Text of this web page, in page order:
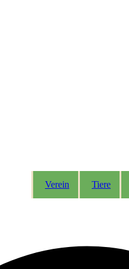
Verein Tiere